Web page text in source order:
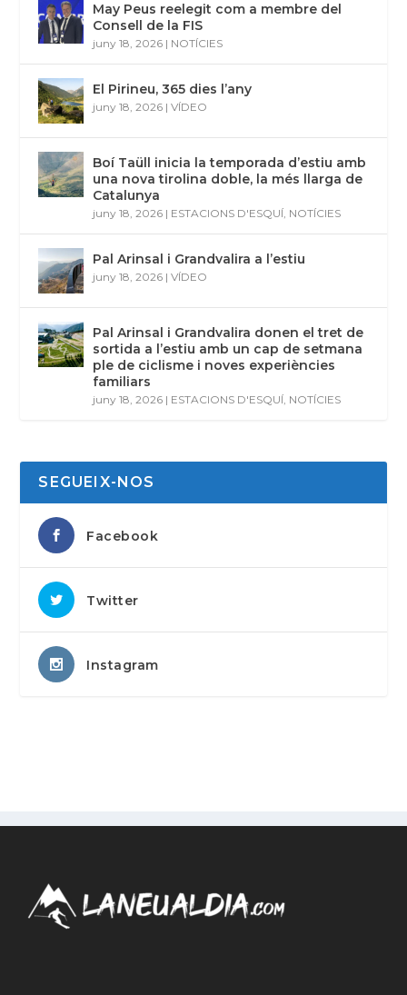
May Peus reelegit com a membre del
Consell de la FIS
juny 18, 2026 | NOTÍCIES
El Pirineu, 365 dies l’any
juny 18, 2026 |VÍDEO
Boí Taüll inicia la temporada d’estiu amb
una nova tirolina doble, la més llarga de
Catalunya
juny 18, 2026 | ESTACIONS D'ESQUÍ, NOTÍCIES
Pal Arinsal i Grandvalira a l’estiu
juny 18, 2026 |VÍDEO
Pal Arinsal i Grandvalira donen el tret de
sortida a l’estiu amb un cap de setmana
ple de ciclisme i noves experiències
familiars
juny 18, 2026 | ESTACIONS D'ESQUÍ, NOTÍCIES
SEGUEIX-NOS
Facebook
Twitter
Instagram